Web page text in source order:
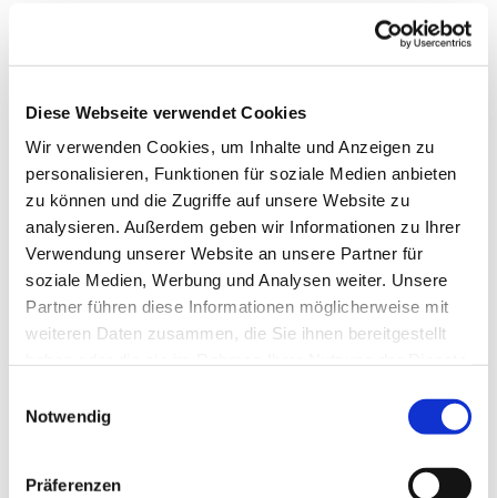
Diese Webseite verwendet Cookies
Wir verwenden Cookies, um Inhalte und Anzeigen zu
personalisieren, Funktionen für soziale Medien anbieten
zu können und die Zugriffe auf unsere Website zu
analysieren. Außerdem geben wir Informationen zu Ihrer
Verwendung unserer Website an unsere Partner für
soziale Medien, Werbung und Analysen weiter. Unsere
Partner führen diese Informationen möglicherweise mit
weiteren Daten zusammen, die Sie ihnen bereitgestellt
Notwendig
Präferenzen
Dies könnte Sie auch interessieren